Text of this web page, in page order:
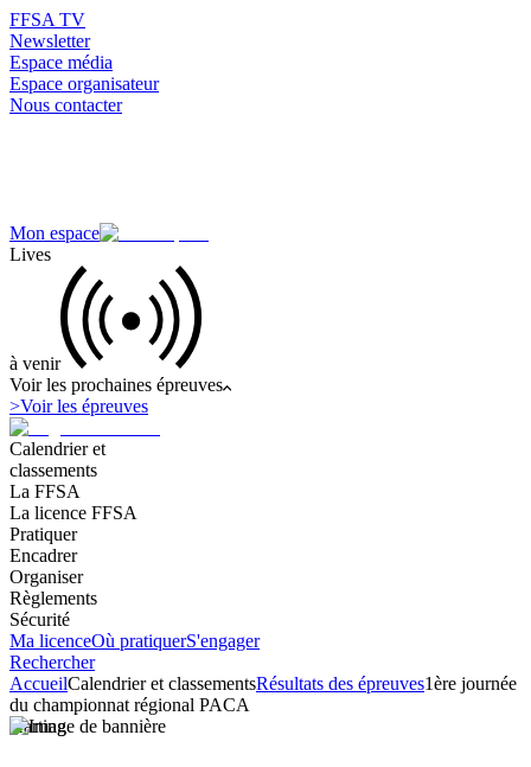
FFSA TV
Newsletter
Espace média
Espace organisateur
Nous contacter
Mon espace
Lives
à venir
Voir les prochaines épreuves
>Voir les épreuves
Calendrier et
classements
La FFSA
La licence FFSA
Pratiquer
Encadrer
Organiser
Règlements
Sécurité
Ma licenceOù pratiquerS'engager
Rechercher
AccueilCalendrier et classementsRésultats des épreuves1ère journée
du championnat régional PACA
Karting